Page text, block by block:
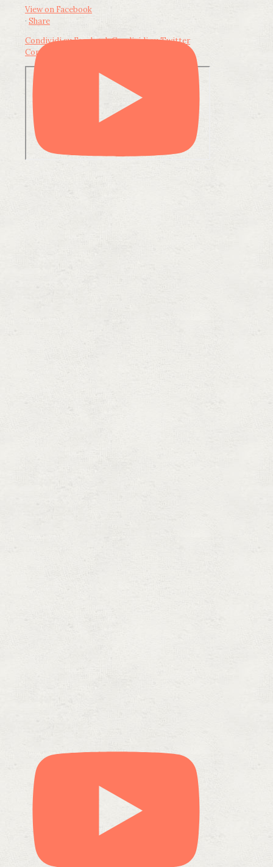
View on Facebook
· Share
Condividi su FacebookCondividi su Twitter
Condividi su LinkedIn